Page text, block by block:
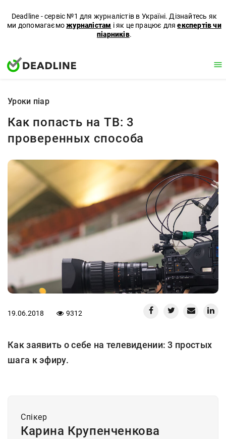
Deadline - сервіс №1 для журналістів в Україні. Дізнайтесь як
ми допомагаєможурналістам і як це працює дляекспертів чи
піарників.
Уроки піар
Как попасть на TВ: 3
проверенных способа
19.06.2018 9312
Как заявить о себе на телевидении: 3 простых
шага к эфиру.
Спiкер
Карина Крупенченкова